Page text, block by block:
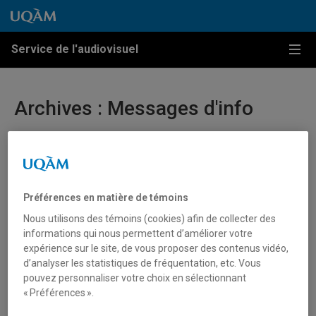
Passer au contenu
Accéder au menu principal
Accéder à la recherche
Passer au contenu
Accéder au menu principal
Service de l'audiovisuel
Archives : Messages d'info
Panne – LimeSurvey (01 décembre 2023)
Il existe actuellement une impossibilité d’accéder à la
plate-forme de sondage LimeSurvey. Nous sommes
pleinement conscients de cette problématique et nous
mettons tous les efforts nécessaires pour résoudre cette
situation le plus rapidement possible. Merci de votre
compréhension.
Préférences en matière de témoins
Nous utilisons des témoins (cookies) afin de collecter des
informations qui nous permettent d’améliorer votre
expérience sur le site, de vous proposer des contenus vidéo,
d’analyser les statistiques de fréquentation, etc. Vous
pouvez personnaliser votre choix en sélectionnant
« Préférences ».